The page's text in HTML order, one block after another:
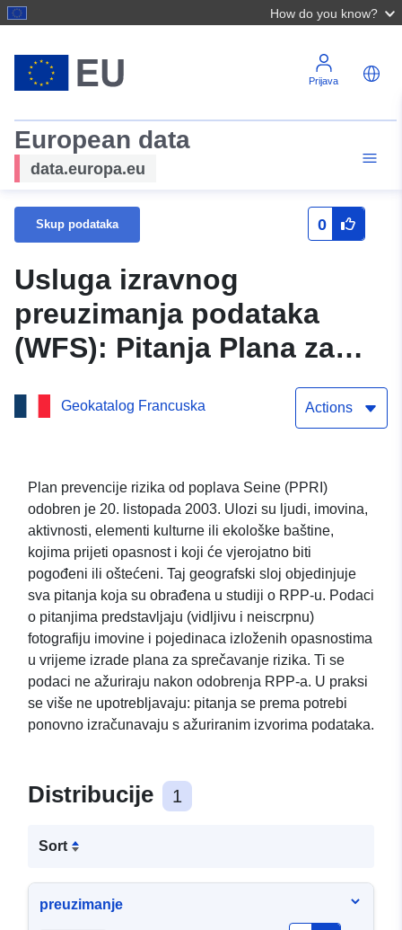
How do you know?
Prijava
European data
data.europa.eu
Skup podataka 0
Usluga izravnog
preuzimanja podataka
(WFS): Pitanja Plana za
sprečavanje rizika od
poplava (PPRI).
Geokatalog Francuska Actions
Plan prevencije rizika od poplava Seine (PPRI)
odobren je 20. listopada 2003. Ulozi su ljudi, imovina,
aktivnosti, elementi kulturne ili ekološke baštine,
kojima prijeti opasnost i koji će vjerojatno biti
pogođeni ili oštećeni. Taj geografski sloj objedinjuje
sva pitanja koja su obrađena u studiji o RPP-u. Podaci
o pitanjima predstavljaju (vidljivu i neiscrpnu)
fotografiju imovine i pojedinaca izloženih opasnostima
u vrijeme izrade plana za sprečavanje rizika. Ti se
podaci ne ažuriraju nakon odobrenja RPP-a. U praksi
se više ne upotrebljavaju: pitanja se prema potrebi
ponovno izračunavaju s ažuriranim izvorima podataka.
Distribucije 1
Sort
preuzimanje